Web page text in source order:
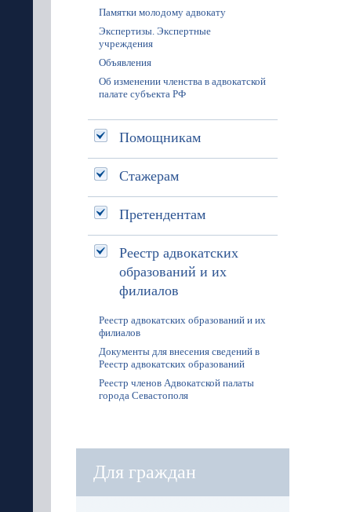
Памятки молодому адвокату
Экспертизы. Экспертные
учреждения
Объявления
Об изменении членства в адвокатской
палате субъекта РФ
Помощникам
Стажерам
Претендентам
Реестр адвокатских
образований и их
филиалов
Реестр адвокатских образований и их
филиалов
Документы для внесения сведений в
Реестр адвокатских образований
Реестр членов Адвокатской палаты
города Севастополя
Для граждан